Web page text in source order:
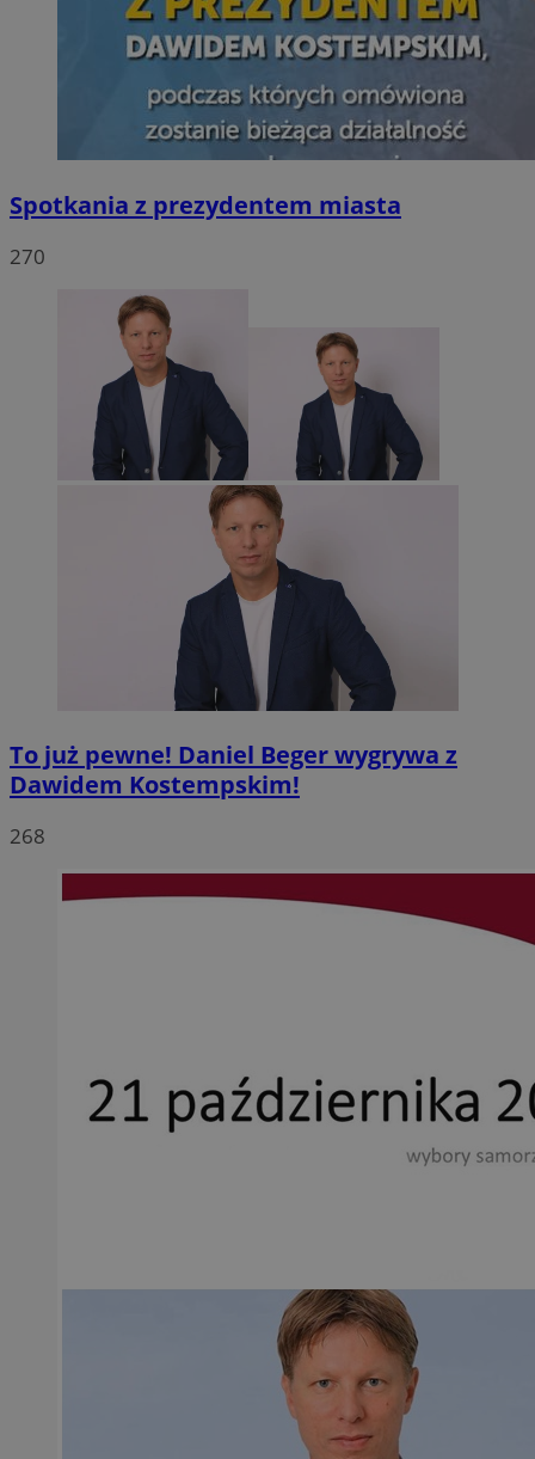
Spotkania z prezydentem miasta
270
To już pewne! Daniel Beger wygrywa z
Dawidem Kostempskim!
268